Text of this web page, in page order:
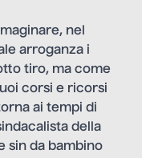
nel
arroganza i
tiro, ma come
corsi e ricorsi
ai tempi di
della
sin da bambino